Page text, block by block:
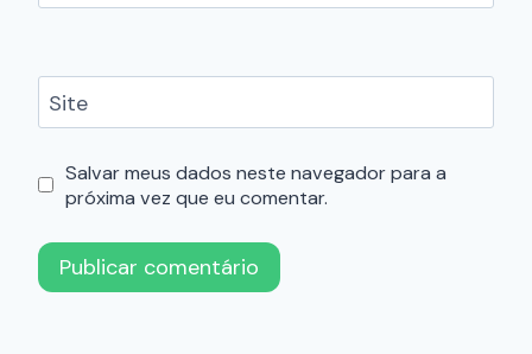
Site
Salvar meus dados neste navegador para a
próxima vez que eu comentar.